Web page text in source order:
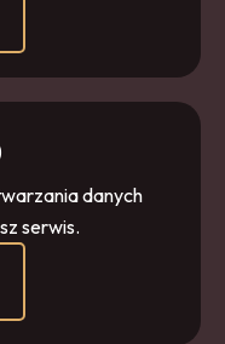
danych
serwis.